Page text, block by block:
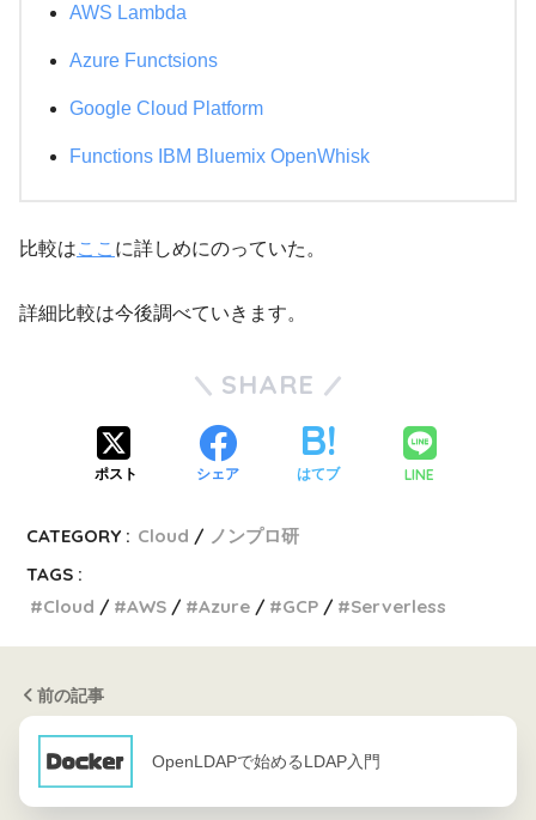
AWS Lambda
Azure Functsions
Google Cloud Platform
Functions IBM Bluemix OpenWhisk
比較はここ に詳しめにのっていた。
詳細比較は今後調べていきます。
SHARE
ポスト シェア はてブ LINE
CATEGORY : Cloud
ノンプロ研
TAGS :
Cloud
AWS Azure GCP Serverless
前の記事
OpenLDAPで始めるLDAP入門